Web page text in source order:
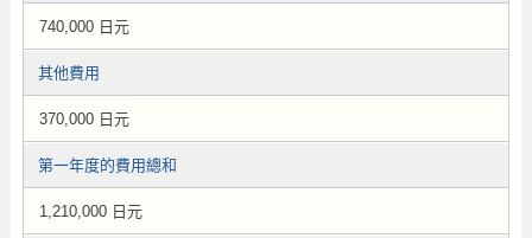
740,000 日元
其他費用
370,000 日元
第一年度的費用總和
1,210,000 日元